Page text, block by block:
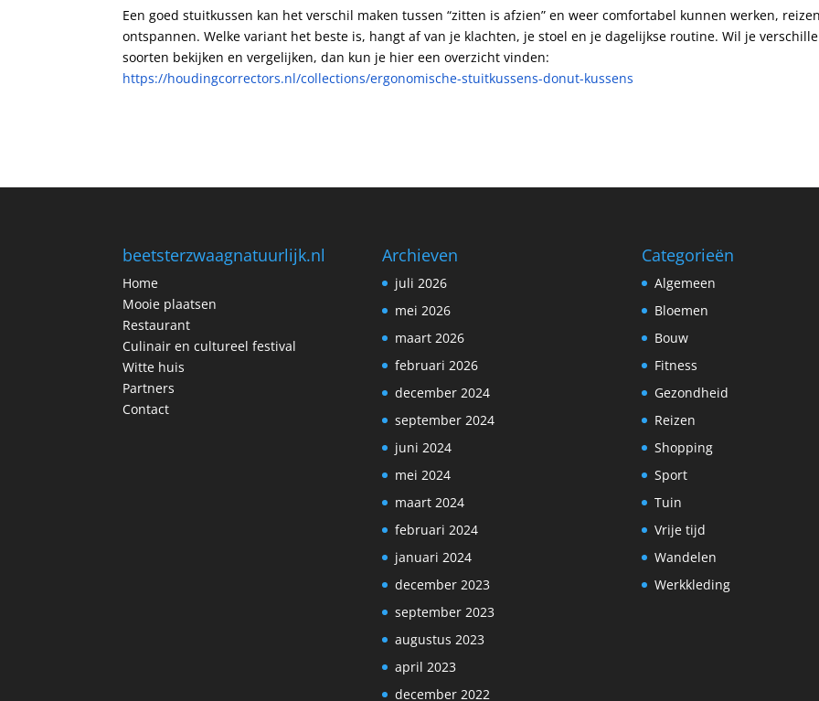
Een goed stuitkussen kan het verschil maken tussen “zitten is afzien” en weer comfortabel kunnen werken,
ontspannen. Welke variant het beste is, hangt af van je klachten, je stoel en je dagelijkse routine. Wil je
soorten bekijken en vergelijken, dan kun je hier een overzicht vinden:
https://houdingcorrectors.nl/collections/ergonomische-stuitkussens-donut-kussens
beetsterzwaagnatuurlijk.nl
Home
Mooie plaatsen
Restaurant
Culinair en cultureel festival
Witte huis
Partners
Contact
Archieven
juli 2026
mei 2026
maart 2026
februari 2026
december 2024
september 2024
juni 2024
mei 2024
maart 2024
februari 2024
januari 2024
december 2023
september 2023
augustus 2023
april 2023
december 2022
Categorieën
Algemeen
Bloemen
Bouw
Fitness
Gezondheid
Reizen
Shopping
Sport
Tuin
Vrije tijd
Wandelen
Werkkleding